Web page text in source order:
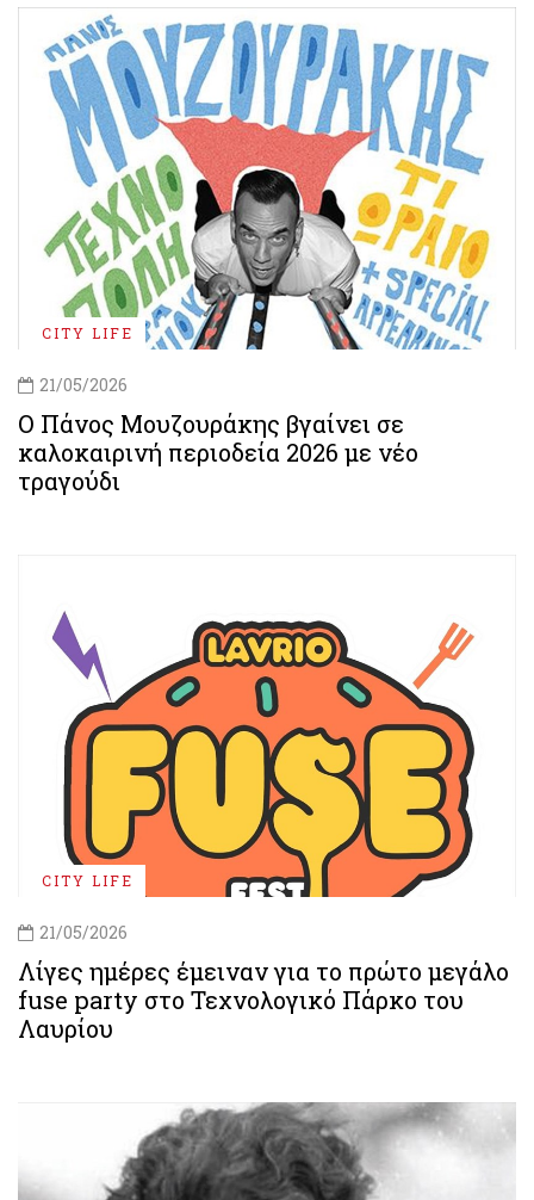
CITY LIFE
21/05/2026
Ο Πάνος Μουζουράκης βγαίνει σε
καλοκαιρινή περιοδεία 2026 με νέο
τραγούδι
CITY LIFE
21/05/2026
Λίγες ημέρες έμειναν για το πρώτο μεγάλο
fuse party στο Τεχνολογικό Πάρκο του
Λαυρίου